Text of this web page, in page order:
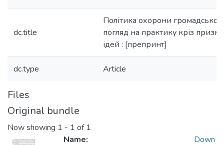
dc.title
Політика охорони
погляд на практику кріз
ідей : [препринт]
dc.type Article
Files
Original bundle
Now showing 1 - 1 of 1
Name:
Down